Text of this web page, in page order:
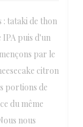
tataki de thon
IPA puis d'un
par le
citron
portions de
du même
nous